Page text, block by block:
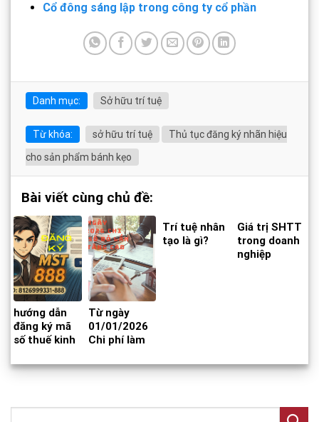
Cổ đông sáng lập trong công ty cổ phần
Danh mục: Sở hữu trí tuệ
Từ khóa: sở hữu trí tuệ
Thủ tục đăng ký nhãn hiệu
cho sản phẩm bánh kẹo
Bài viết cùng chủ đề:
hướng dẫn
đăng ký mã
số thuế kinh
đuôi 888
Từ ngày
01/01/2026
Chi phí làm
sẽ tăng cao
Trí tuệ nhân
tạo là gì?
Giá trị SHTT
trong doanh
nghiệp